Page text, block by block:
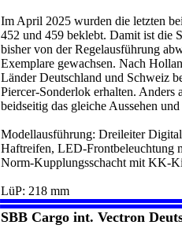
Im April 2025 wurden die letzten
452 und 459 beklebt. Damit ist die
bisher von der Regelausführung
Exemplare gewachsen. Nach
Länder Deutschland und Schweiz
Piercer-Sonderlok erhalten. Anders
beidseitig das gleiche Aussehen
Modellausführung: Dreileiter
Haftreifen, LED-Frontbeleuchtung
Norm-Kupplungsschacht mit KK-
LüP: 218 mm
SBB Cargo int. Vectron